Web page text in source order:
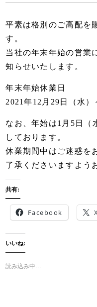
平素は格別のご高配を
す。
当社の年末年始の営業
知らせいたします。
年末年始休業日
2021年12月29日（水）
なお、年始は1月5日（
しております。
休業期間中はご迷惑を
了承くださいますよう
共有:
Facebook
いいね:
読み込み中…